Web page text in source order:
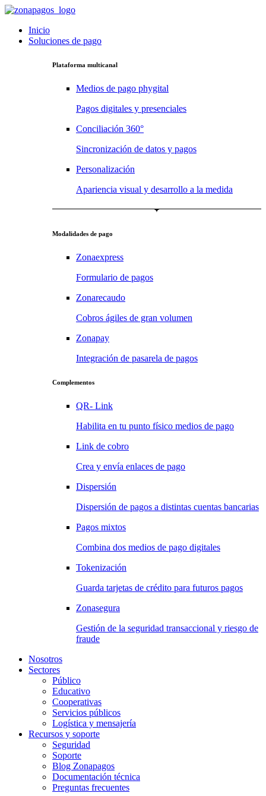
Inicio
Soluciones de pago
Plataforma multicanal
Medios de pago phygital
Pagos digitales y presenciales
Conciliación 360°
Sincronización de datos y pagos
Personalización
Apariencia visual y desarrollo a la medida
Modalidades de pago
Zonaexpress
Formulario de pagos
Zonarecaudo
Cobros ágiles de gran volumen
Zonapay
Integración de pasarela de pagos
Complementos
QR- Link
Habilita en tu punto físico medios de pago
Link de cobro
Crea y envía enlaces de pago
Dispersión
Dispersión de pagos a distintas cuentas bancarias
Pagos mixtos
Combina dos medios de pago digitales
Tokenización
Guarda tarjetas de crédito para futuros pagos
Zonasegura
Gestión de la seguridad transaccional y riesgo de
fraude
Nosotros
Sectores
Público
Educativo
Cooperativas
Servicios públicos
Logística y mensajería
Recursos y soporte
Seguridad
Soporte
Blog Zonapagos
Documentación técnica
Preguntas frecuentes